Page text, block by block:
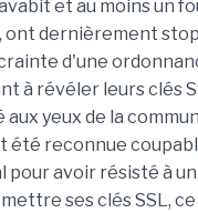
et au moins un
ont dernièrement
d'une
à révéler leurs clés
yeux de la
été reconnue
pour avoir résisté à
ses clés SSL, ce